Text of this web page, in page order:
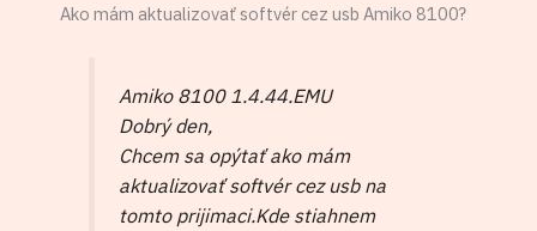
Ako mám aktualizovať softvér cez usb Amiko 8100?
Amiko 8100 1.4.44.EMU
Dobrý den,
Chcem sa opýtať ako mám
aktualizovať softvér cez usb na
tomto prijimaci.Kde stiahnem